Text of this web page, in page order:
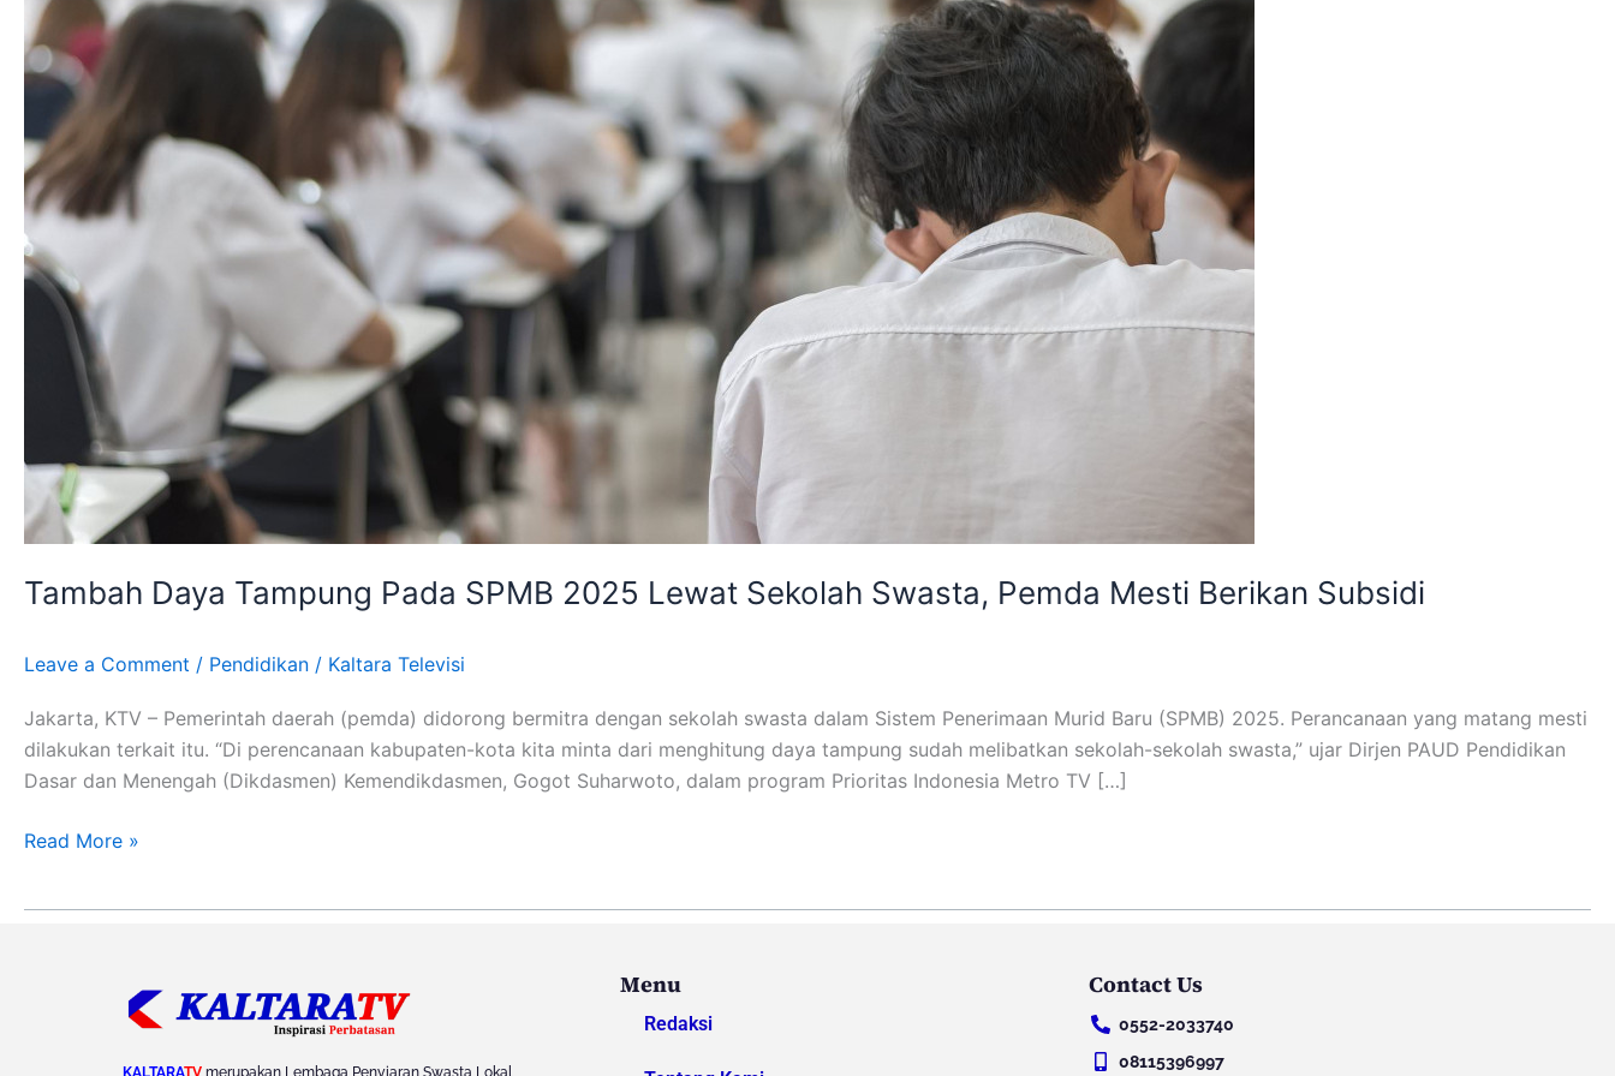
Tambah Daya Tampung Pada SPMB 2025 Lewat Sekolah Swasta, Pemda Mesti Berikan Subsidi
Leave a Comment / Pendidikan / Kaltara Televisi
Jakarta, KTV – Pemerintah daerah (pemda) didorong bermitra dengan sekolah swasta dalam Sistem Penerimaan Murid Baru (SPMB) 2025. Perancanaan yang matang mesti
dilakukan terkait itu. “Di perencanaan kabupaten-kota kita minta dari menghitung daya tampung sudah melibatkan sekolah-sekolah swasta,” ujar Dirjen PAUD Pendidikan
Dasar dan Menengah (Dikdasmen) Kemendikdasmen, Gogot Suharwoto, dalam program Prioritas Indonesia Metro TV […]
Lewat
Sekolah
Swasta,
Pemda
Mesti
Berikan
Subsidi
Read More »
KALTARATV merupakan Lembaga Penyiaran Swasta Lokal
Menu
Redaksi
Contact Us
0552-2033740
08115396997